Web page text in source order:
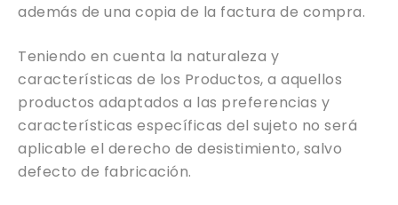
además de una copia de la factura de compra.
Teniendo en cuenta la naturaleza y
características de los Productos, a aquellos
productos adaptados a las preferencias y
características específicas del sujeto no será
aplicable el derecho de desistimiento, salvo
defecto de fabricación.